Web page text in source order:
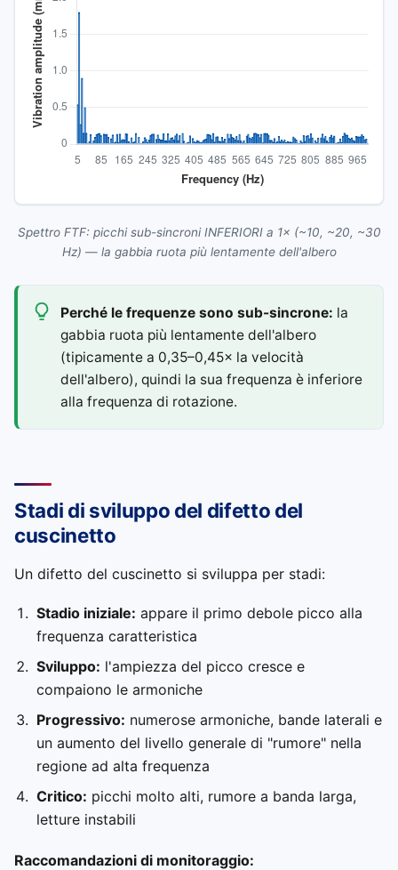
Spettro FTF: picchi sub-sincroni INFERIORI a 1× (~10, ~20, ~30
Hz) — la gabbia ruota più lentamente dell'albero
Perché le frequenze sono sub-sincrone: la
gabbia ruota più lentamente dell'albero
(tipicamente a 0,35–0,45× la velocità
dell'albero), quindi la sua frequenza è inferiore
alla frequenza di rotazione.
Stadi di sviluppo del difetto del
cuscinetto
Un difetto del cuscinetto si sviluppa per stadi:
Stadio iniziale: appare il primo debole picco alla
frequenza caratteristica
Sviluppo: l'ampiezza del picco cresce e
compaiono le armoniche
Progressivo: numerose armoniche, bande laterali e
un aumento del livello generale di "rumore" nella
regione ad alta frequenza
Critico: picchi molto alti, rumore a banda larga,
letture instabili
Raccomandazioni di monitoraggio: